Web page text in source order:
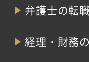
弁護士の転
経理・財務